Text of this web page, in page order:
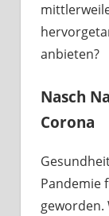
anbieten?
Nasch
Corona
Pandemie
geworden.